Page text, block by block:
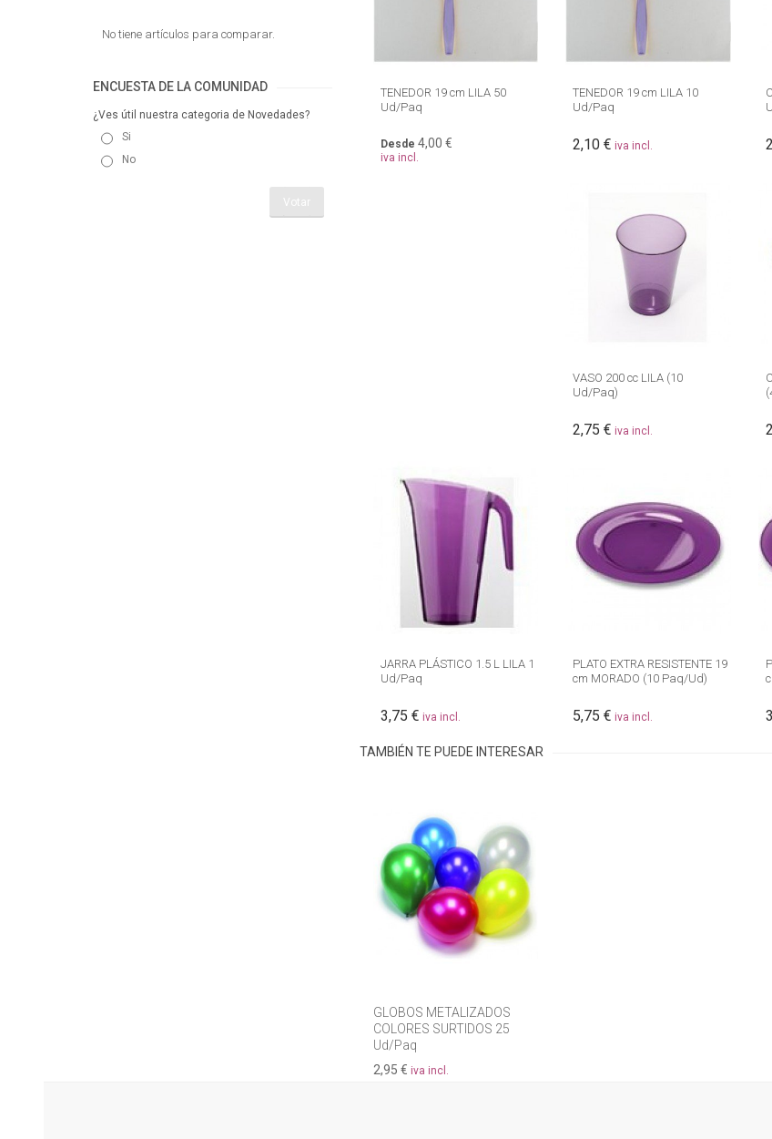
No tiene artículos para comparar.
ENCUESTA DE LA COMUNIDAD
¿Ves útil nuestra categoria de Novedades?
Si
No
Votar
TENEDOR 19 cm LILA 50
Ud/Paq
Desde 4,00 €
iva incl.
TENEDOR 19 cm LILA 10
Ud/Paq
2,10 € iva incl.
VASO 200 cc LILA (10
Ud/Paq)
2,75 € iva incl.
JARRA PLÁSTICO 1.5 L LILA 1
Ud/Paq
3,75 € iva incl.
PLATO EXTRA RESISTENTE 19
cm MORADO (10 Paq/Ud)
5,75 € iva incl.
TAMBIÉN TE PUEDE INTERESAR
GLOBOS METALIZADOS
COLORES SURTIDOS 25
Ud/Paq
2,95 € iva incl.